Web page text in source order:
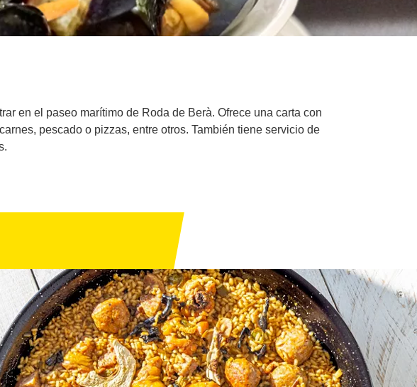
en el paseo marítimo de Roda de Berà. Ofrece una carta con
pescado o pizzas, entre otros. También tiene servicio de